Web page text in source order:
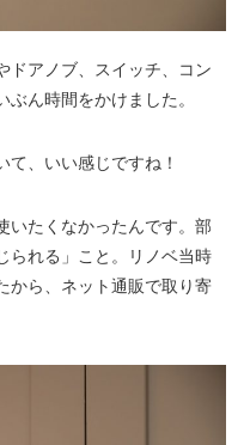
ドアノブ、スイッチ、コン
ん時間をかけました。
て、いい感じですね！
いたくなかったんです。部
られる」こと。リノベ当時
から、ネット通販で取り寄